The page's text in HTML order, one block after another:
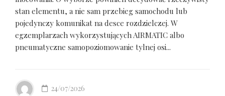
stan elementu, a nie sam przebieg samochodu lub
pojedynczy komunikat na desce rozdzielczej. W
egzemplarzach wykorzystujących AIRMATIC albo
pneumatyczne samopoziomowanie tylnej osi...
24/07/2026